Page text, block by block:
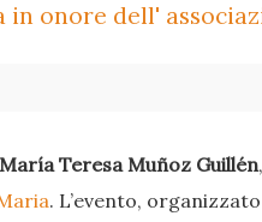
in onore dell'
María Teresa Muñoz Guillén
. L’evento,